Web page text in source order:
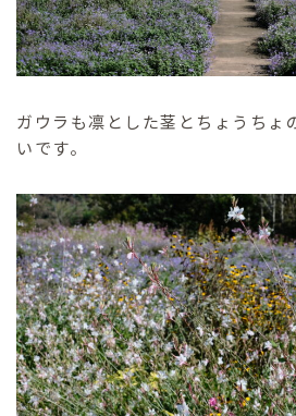
ガウラも凛とした茎とちょうちょ
いです。